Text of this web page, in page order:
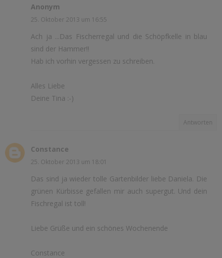
Anonym
25. Oktober 2013 um 16:55
Ach ja ...Das Fischerregal und die Schöpfkelle in blau
sind der Hammer!!
Hab ich vorhin vergessen zu schreiben.
Alles Liebe
Deine Tina :-)
Antworten
Constance
25. Oktober 2013 um 18:01
Das sind ja wieder tolle Gartenbilder liebe Daniela. Die
grünen Kürbisse gefallen mir auch supergut. Und dein
Fischregal ist toll!
Liebe Grüße und ein schönes Wochenende
Constance